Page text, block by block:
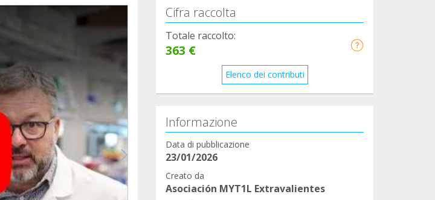
Cifra raccolta
Totale raccolto:
363 €
Elenco dei contributi
Informazione
Data di pubblicazione
23/01/2026
Creato da
Asociación MYT1L Extravalientes